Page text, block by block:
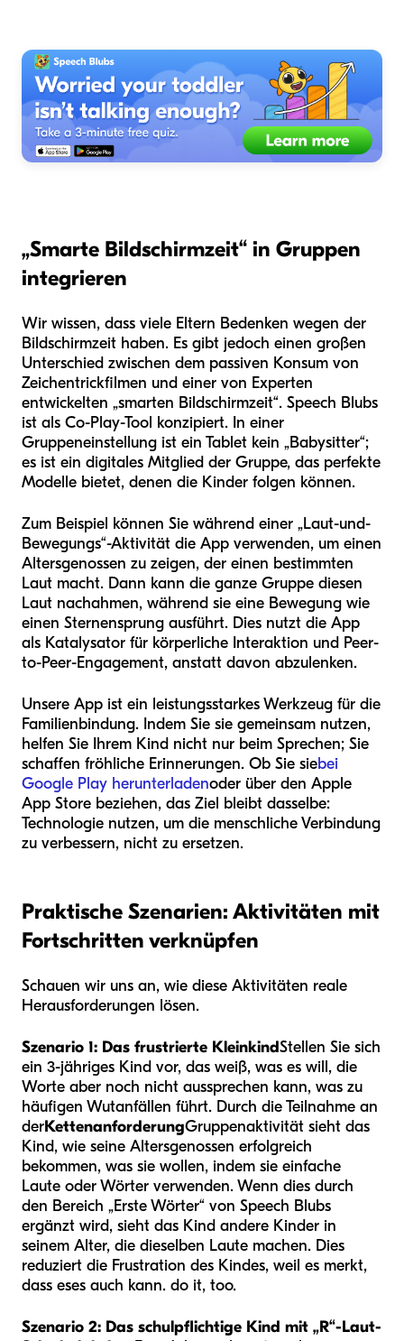
„Smarte Bildschirmzeit“ in Gruppen
integrieren
Wir wissen, dass viele Eltern Bedenken wegen der
Bildschirmzeit haben. Es gibt jedoch einen großen
Unterschied zwischen dem passiven Konsum von
Zeichentrickfilmen und einer von Experten
entwickelten „smarten Bildschirmzeit“. Speech Blubs
ist als Co-Play-Tool konzipiert. In einer
Gruppeneinstellung ist ein Tablet kein „Babysitter“;
es ist ein digitales Mitglied der Gruppe, das perfekte
Modelle bietet, denen die Kinder folgen können.
Zum Beispiel können Sie während einer „Laut-und-
Bewegungs“-Aktivität die App verwenden, um einen
Altersgenossen zu zeigen, der einen bestimmten
Laut macht. Dann kann die ganze Gruppe diesen
Laut nachahmen, während sie eine Bewegung wie
einen Sternensprung ausführt. Dies nutzt die App
als Katalysator für körperliche Interaktion und Peer-
to-Peer-Engagement, anstatt davon abzulenken.
Unsere App ist ein leistungsstarkes Werkzeug für die
Familienbindung. Indem Sie sie gemeinsam nutzen,
helfen Sie Ihrem Kind nicht nur beim Sprechen; Sie
schaffen fröhliche Erinnerungen. Ob Sie siebei
Google Play herunterladenoder über den Apple
App Store beziehen, das Ziel bleibt dasselbe:
Technologie nutzen, um die menschliche Verbindung
zu verbessern, nicht zu ersetzen.
Praktische Szenarien: Aktivitäten mit
Fortschritten verknüpfen
Schauen wir uns an, wie diese Aktivitäten reale
Herausforderungen lösen.
Szenario 1: Das frustrierte KleinkindStellen Sie sich
ein 3-jähriges Kind vor, das weiß, was es will, die
Worte aber noch nicht aussprechen kann, was zu
häufigen Wutanfällen führt. Durch die Teilnahme an
derKettenanforderungGruppenaktivität sieht das
Kind, wie seine Altersgenossen erfolgreich
bekommen, was sie wollen, indem sie einfache
Laute oder Wörter verwenden. Wenn dies durch
den Bereich „Erste Wörter“ von Speech Blubs
ergänzt wird, sieht das Kind andere Kinder in
seinem Alter, die dieselben Laute machen. Dies
reduziert die Frustration des Kindes, weil es merkt,
dass eses auch kann. do it, too.
Szenario 2: Das schulpflichtige Kind mit „R“-Laut-